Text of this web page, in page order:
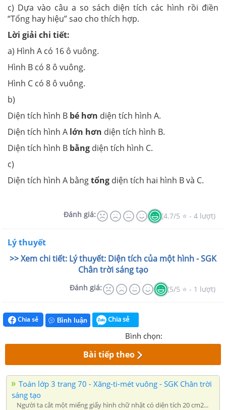
c) Dựa vào câu a so sách diện tích các hình rồi điền
“Tổng hay hiệu” sao cho thích hợp.
Lời giải chi tiết:
a) Hình A có 16 ô vuông.
Hình B có 8 ô vuông.
Hình C có 8 ô vuông.
b)
Diện tích hình B bé hơn diện tích hình A.
Diện tích hình A lớn hơn diện tích hình B.
Diện tích hình B bằng diện tích hình C.
c)
Diện tích hình A bằngtổng diện tích hai hình B và C.
Đánh giá: (4.7/5 ⭐ - 4 lượt)
Lý thuyết
>> Xem chi tiết: Lý thuyết: Diện tích của một hình - SGK
Chân trời sáng tạo
Đánh giá: (5/5 ⭐ - 1 lượt)
Chia sẻ Bình luận Chia sẻ
Bình chọn:
Bài tiếp theo
Toán lớp 3 trang 70 - Xăng-ti-mét vuông - SGK Chân trời
sáng tạo
Người ta cắt một miếng giấy hình chữ nhật có diện tích 20 cm2...